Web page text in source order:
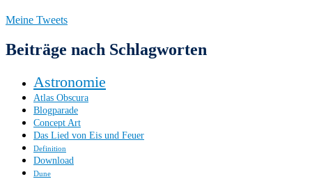
Meine Tweets
Beiträge nach Schlagworten
Astronomie
Atlas Obscura
Blogparade
Concept Art
Das Lied von Eis und Feuer
Definition
Download
Dune